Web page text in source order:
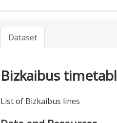
Dataset
Bizkaibus
List of Bizkaibus lines